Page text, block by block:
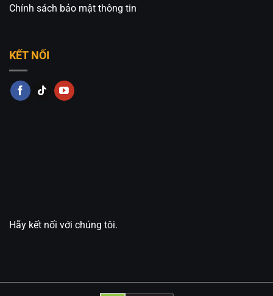
Chính sách bảo mật thông tin
KẾT NỐI
Hãy kết nối với chúng tôi.